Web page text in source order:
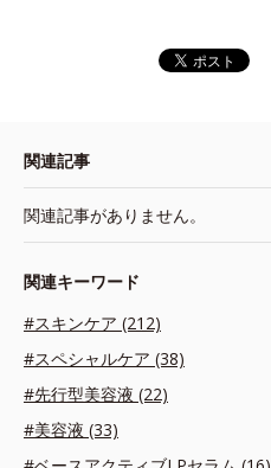
関連記事
関連記事がありません。
関連キーワード
#スキンケア (212)
#スペシャルケア (38)
#先行型美容液 (22)
#美容液 (33)